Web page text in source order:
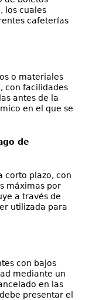
los cuales
cafeterías
o materiales
con facilidades
antes de la
en el que se
de
corto plazo, con
máximas por
a través de
utilizada para
con bajos
mediante un
en las
presentar el